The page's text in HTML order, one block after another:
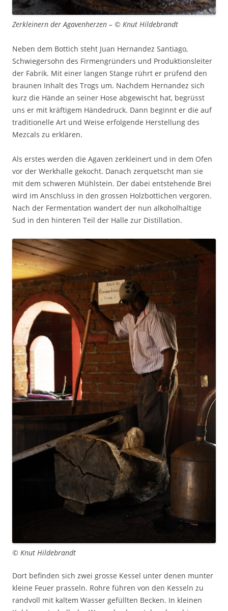
Zerkleinern der Agavenherzen – © Knut Hildebrandt
Neben dem Bottich steht Juan Hernandez Santiago,
Schwiegersohn des Firmengründers und Produktionsleiter
der Fabrik. Mit einer langen Stange rührt er prüfend den
braunen Inhalt des Trogs um. Nachdem Hernandez sich
kurz die Hände an seiner Hose abgewischt hat, begrüsst
uns er mit kräftigem Händedruck. Dann beginnt er die auf
traditionelle Art und Weise erfolgende Herstellung des
Mezcals zu erklären.
Als erstes werden die Agaven zerkleinert und in dem Ofen
vor der Werkhalle gekocht. Danach zerquetscht man sie
mit dem schweren Mühlstein. Der dabei entstehende Brei
wird im Anschluss in den grossen Holzbottichen vergoren.
Nach der Fermentation wandert der nun alkoholhaltige
Sud in den hinteren Teil der Halle zur Distillation.
© Knut Hildebrandt
Dort befinden sich zwei grosse Kessel unter denen munter
kleine Feuer prasseln. Rohre führen von den Kesseln zu
randvoll mit kaltem Wasser gefüllten Becken. In kleinen